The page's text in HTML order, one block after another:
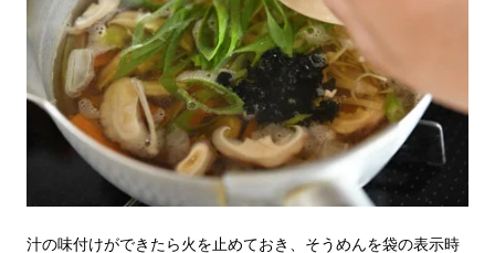
汁の味付けができたら火を止めておき、そうめんを袋の表示時